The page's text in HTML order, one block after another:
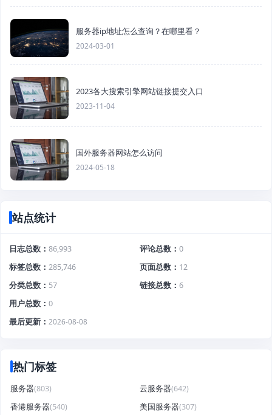
服务器ip地址怎么查询？在哪里看？
2024-03-01
2023各大搜索引擎网站链接提交入口
2023-11-04
国外服务器网站怎么访问
2024-05-18
站点统计
日志总数 86,993 评论总数
0
标签总数
285,746 页面总数
12
分类总数
57 链接总数
6
用户总数
0
最后更新
2026-08-08
热门标签
服务器(803) 云服务器(642)
香港服务器(540) 美国服务器(307)